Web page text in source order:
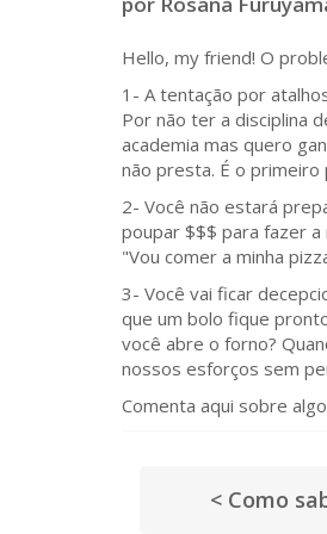
Hello, my friend! O
1- A tentação por
Por não ter a disciplina
academia mas quero
não presta. É o
2- Você não estará
poupar $$$ para fazer a
"Vou comer a minha
3- Você vai ficar
que um bolo fique
você abre o forno?
nossos esforços sem
Comenta aqui sobre
< Como